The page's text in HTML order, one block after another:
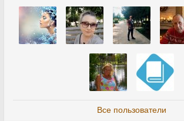
Все пользователи